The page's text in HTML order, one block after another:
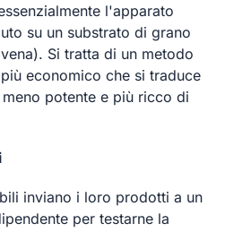
l'apparato
su un substrato di grano
Si tratta di un metodo
economico che si traduce
potente e più ricco di
inviano i loro prodotti a un
per testarne la